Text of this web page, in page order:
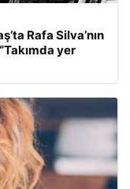
Rafa Silva’nın
yer